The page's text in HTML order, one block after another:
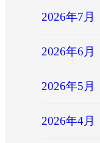
2026年7月
2026年6月
2026年5月
2026年4月